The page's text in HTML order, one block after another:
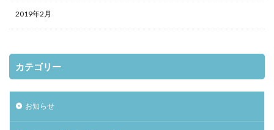
2019年2月
カテゴリー
お知らせ